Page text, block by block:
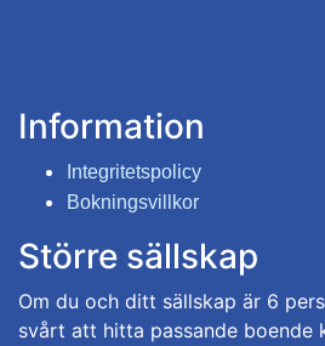
Information
Integritetspolicy
Bokningsvillkor
Större sällskap
Om du och ditt sällskap är 6
svårt att hitta passande boende